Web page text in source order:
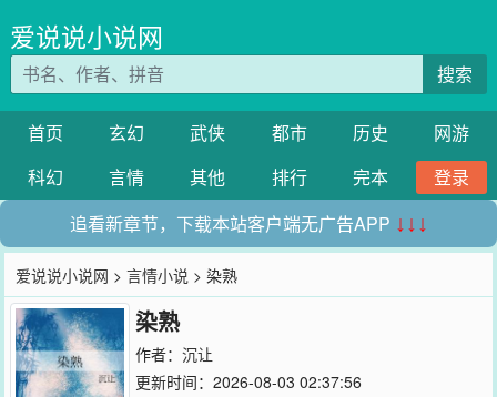
爱说说小说网
搜索
首页 玄幻 武侠 都市 历史
网游
科幻
言情 其他 排行 完本
登录
追看新章节，下载本站客户端无广告APP ↓↓↓
爱说说小说网 >言情小说 > 染熟
染熟
作者： 沉让
更新时间：2026-08-03 02:37:56